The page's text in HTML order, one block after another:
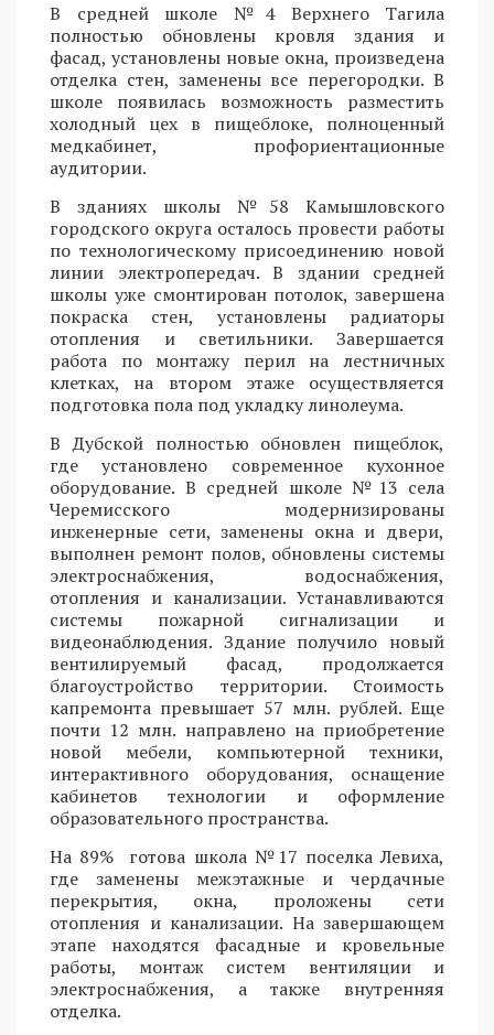
В средней школе №4 Верхнего Тагила
полностью обновлены кровля здания и
фасад, установлены новые окна, произведена
отделка стен, заменены все перегородки. В
школе появилась возможность разместить
холодный цех в пищеблоке, полноценный
медкабинет, профориентационные
аудитории.
В зданиях школы №58 Камышловского
городского округа осталось провести работы
по технологическому присоединению новой
линии электропередач. В здании средней
школы уже смонтирован потолок, завершена
покраска стен, установлены радиаторы
отопления и светильники. Завершается
работа по монтажу перил на лестничных
клетках, на втором этаже осуществляется
подготовка пола под укладку линолеума.
В Дубской полностью обновлен пищеблок,
где установлено современное кухонное
оборудование. В средней школе №13 села
Черемисского модернизированы
инженерные сети, заменены окна и двери,
выполнен ремонт полов, обновлены системы
электроснабжения, водоснабжения,
отопления и канализации. Устанавливаются
системы пожарной сигнализации и
видеонаблюдения. Здание получило новый
вентилируемый фасад, продолжается
благоустройство территории. Стоимость
капремонта превышает 57 млн. рублей. Еще
почти 12 млн. направлено на приобретение
новой мебели, компьютерной техники,
интерактивного оборудования, оснащение
кабинетов технологии и оформление
образовательного пространства.
На 89% готова школа №17 поселка Левиха,
где заменены межэтажные и чердачные
перекрытия, окна, проложены сети
отопления и канализации. На завершающем
этапе находятся фасадные и кровельные
работы, монтаж систем вентиляции и
электроснабжения, а также внутренняя
отделка.